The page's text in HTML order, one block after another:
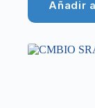
Añadir